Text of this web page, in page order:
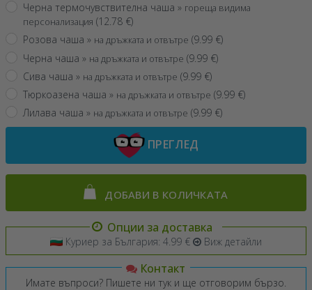
Черна термочувствителна чаша » гореща видима
персонализация (12.78 €)
Розова чаша » на дръжката и отвътре (9.99 €)
Черна чаша » на дръжката и отвътре (9.99 €)
Сива чаша » на дръжката и отвътре (9.99 €)
Тюркоазена чаша » на дръжката и отвътре (9.99 €)
Лилава чаша » на дръжката и отвътре (9.99 €)
ПРЕГЛЕД
ДОБАВИ В КОЛИЧКАТА
Опции за доставка
Куриер за България: 4.99 € Виж детайли
Контакт
Имате въпроси? Пишете ни тук и ще отговорим бързо.